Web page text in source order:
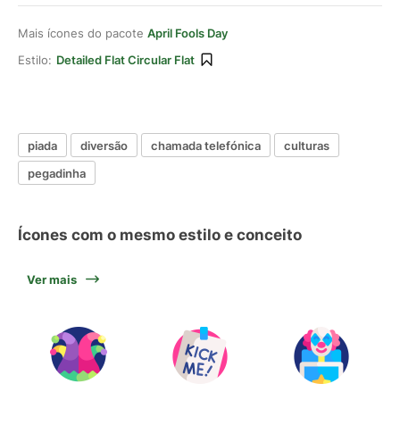
Mais ícones do pacote April Fools Day
Estilo: Detailed Flat Circular Flat
piada diversão chamada telefónica
culturas
pegadinha
Ícones com o mesmo estilo e conceito
Ver mais